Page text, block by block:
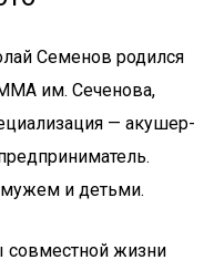
Семенов родился
им. Сеченова,
— акушер-
и детьми.
совместной жизни